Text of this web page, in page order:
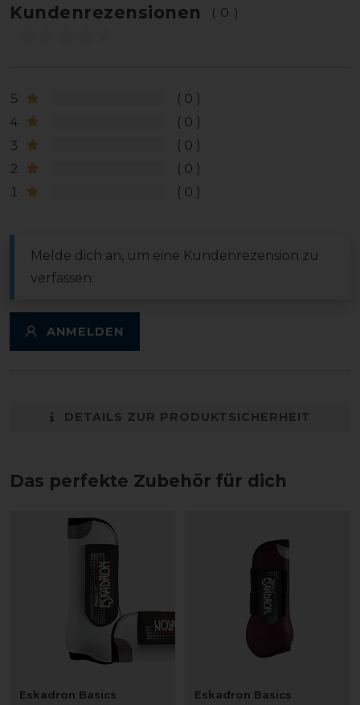
Kundenrezensionen (0)
5
0
4
0
3
0
2
0
1
0
Melde dich an, um eine Kundenrezension zu
verfassen.
ANMELDEN
DETAILS ZUR PRODUKTSICHERHEIT
Das perfekte Zubehör für dich
Eskadron Basics
Eskadron Basics